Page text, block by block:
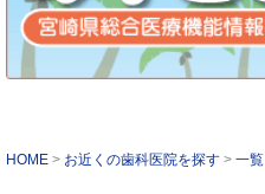
HOME お近くの歯科医院を探す 一覧